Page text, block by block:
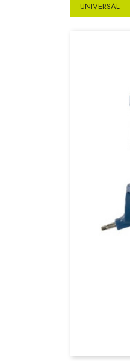
UNIVERSAL